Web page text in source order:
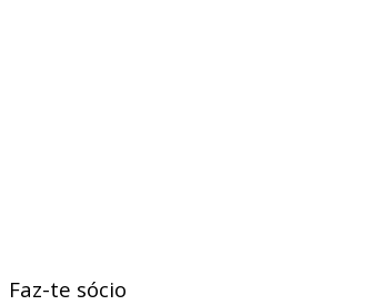
Faz-te sócio